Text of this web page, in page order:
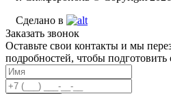
Сделано в
Заказать звонок
Оставьте свои контакты и мы
подробностей, чтобы подготовить